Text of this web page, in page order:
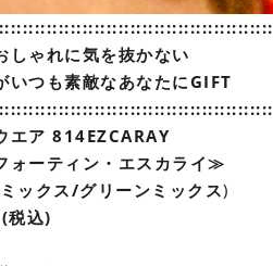
::::::::::::::::::::::::::::::::::::::::::::
しゃれに気を抜かない
いつも素敵なあなたにGIFT
::::::::::::::::::::::::::::::::::::::::::::
エア 814EZCARAY
ォーティン・エスカライ≫
ックス/グリーンミックス)
税込)